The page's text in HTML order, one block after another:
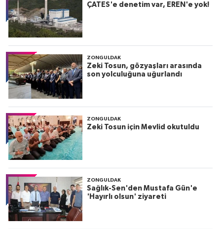
ÇATES'e denetim var, EREN'e yok!
ZONGULDAK
Zeki Tosun, gözyaşları arasında
son yolculuğuna uğurlandı
ZONGULDAK
Zeki Tosun için Mevlid okutuldu
ZONGULDAK
Sağlık-Sen'den Mustafa Gün'e
'Hayırlı olsun' ziyareti